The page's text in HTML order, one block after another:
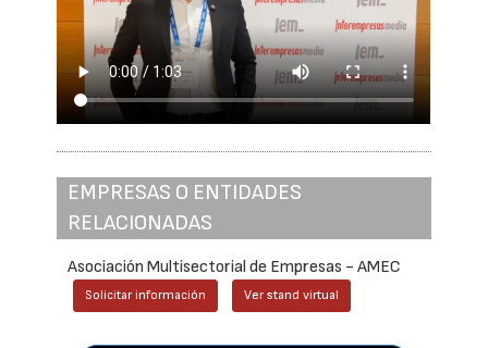
EMPRESAS O ENTIDADES
RELACIONADAS
Asociación Multisectorial de Empresas - AMEC
Solicitar información Ver stand virtual